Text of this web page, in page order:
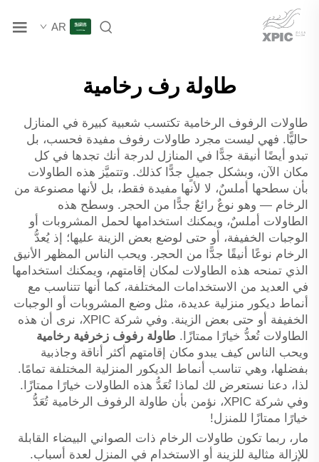
AR
طاولة رف رخامية
طاولات الرفوف الرخامية تكتسب شعبية كبيرة في المنازل
حاليًّا. فهي ليست مجرد طاولات رفوف مفيدة فحسب، بل
تبدو أيضًا أنيقة جدًّا في المنازل لدرجة أنك تجدها في كل
مكان الآن، وبشكل جميلٍ جدًّا كذلك. وتتميَّز هذه الطاولات
بأن سطحها أملسٌ، لا لأنها مفيدة فقط، بل لأنها مصنوعة من
الرخام — وهو نوعٌ رائعٌ جدًّا من الحجر. وسطح هذه
الطاولات أملسٌ، ويمكنك استخدامها لحمل المشروبات أو
الوجبات الخفيفة، أو حتى لوضع بعض الزينة عليها؛ إذ يُعدُّ
الرخام نوعًا أنيقًا جدًّا من الحجر. ويحب الناس المظهر الأنيق
الذي تمنحه هذه الطاولات لمكان إقامتهم، ويمكنك استخدامها
في العديد من الاستخدامات المختلفة، كما أنها تتناسب مع
أنماط ديكور منزلية عديدة، مثل وضع المشروبات أو الوجبات
الخفيفة أو حتى بعض الزينة. وفي شركة XPIC، نرى أن هذه
الطاولات تُعدُّ خيارًا ممتازًا. طاولة رفوف زخرفية رخامية
ويحب الناس كيف يبدو مكان إقامتهم أكثر أناقة وجاذبية
بفضلها، وهي تناسب أنماط الديكور المنزلية المختلفة تمامًا.
لذا، دعنا نستعرض لك لماذا تُعَدُّ هذه الطاولات خيارًا ممتازًا.
وفي شركة XPIC، نؤمن بأن طاولة الرفوف الرخامية تُعَدُّ
خيارًا ممتازًا للمنزل!
مار، ربما تكون طاولات الرخام ذات الصواني البيضاء القابلة
للإزالة مثالية للزينة أو الاستخدام في المنزل لعدة أسباب.